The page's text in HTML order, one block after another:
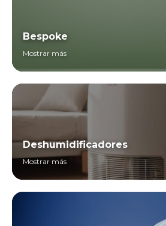
Bespoke
Mostrar más
Deshumidificadores
Mostrar más